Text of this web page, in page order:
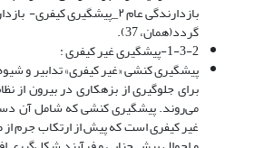
بازدارندگی عام ۲_پیشگیری
گردد(همان، 37).
1-3-2-پیشگیری غیر کیفری :
پیشگیری کنشی «غیر کیفری» تدابیر و
برای جلوگیری از بزهکاری در بیرون از
می‌روند. پیشگیری کنشی که شامل آن
غیر کیفری است که پیش از ارتکاب جرم